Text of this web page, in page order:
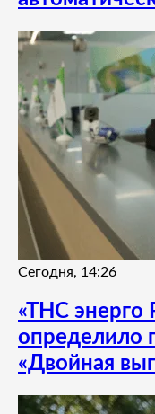
Сегодня, 14:26
«ТНС энерго
определило
«Двойная